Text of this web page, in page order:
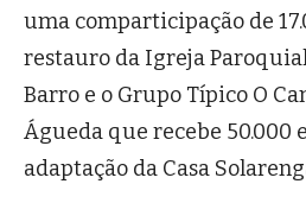
uma comparticipação de
restauro da Igreja
Barro e o Grupo Típico O
Águeda que recebe 50.000
adaptação da Casa